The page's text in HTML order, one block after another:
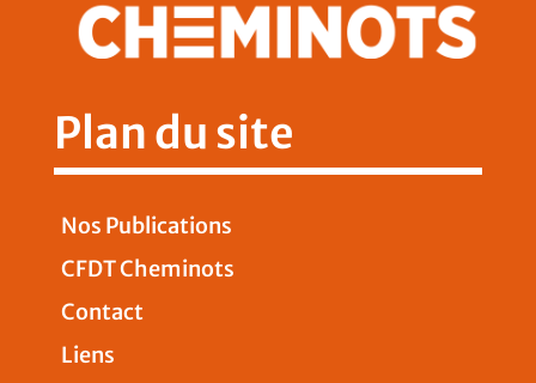
Plan du site
Nos Publications
CFDT Cheminots
Contact
Liens